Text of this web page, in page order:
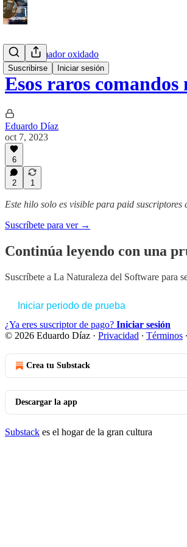
Suscribirse Iniciar sesión
El programador oxidado
Esos raros comandos
Eduardo Díaz
oct 7, 2023
6
2 1
Este hilo solo es visible para paid
Suscríbete para ver →
Continúa leyendo con una
Suscríbete a La Naturaleza del Software para
Iniciar periodo de prueba
¿Ya eres suscriptor de pago? Iniciar sesión
© 2026 Eduardo Díaz · Privacidad ∙ Términos ∙
Crea tu Substack
Descargar la app
Substack es el hogar de la gran cultura